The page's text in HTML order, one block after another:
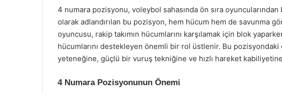
4 numara pozisyonu, voleybol sahasında ön sıra
olarak adlandırılan bu pozisyon, hem hücum hem de savunma
oyuncusu, rakip takımın hücumlarını karşılamak için blok
hücumlarını destekleyen önemli bir rol üstlenir. Bu
yeteneğine, güçlü bir vuruş tekniğine ve hızlı hareket
4 Numara Pozisyonunun Önemi